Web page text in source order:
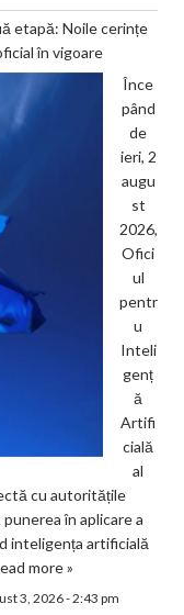
etapă: Noile cerințe
în vigoare
Înce
pând
de
ieri, 2
augu
st
2026,
Ofici
ul
pentr
u
Inteli
genț
ă
Artifi
cială
al
cu autoritățile
în aplicare a
inteligența artificială
more »
3, 2026 - 2:43 pm